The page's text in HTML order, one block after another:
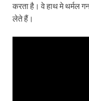
करता है। वे हाथ मे थर्मल
लेते हैं।